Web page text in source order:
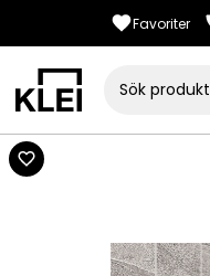
Favoriter